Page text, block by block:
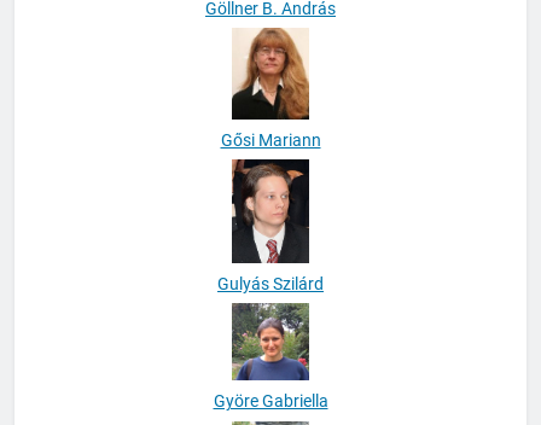
Göllner B. András
Gősi Mariann
Gulyás Szilárd
Györe Gabriella